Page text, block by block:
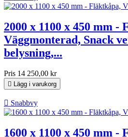
2000 x 1100 x 450 mm -
Väggmonterad, Snack
belysning,...
Pris 14 250,00 kr
 Lägg i varukorg
 Snabbvy
1600 x 1100 x 450 mm -